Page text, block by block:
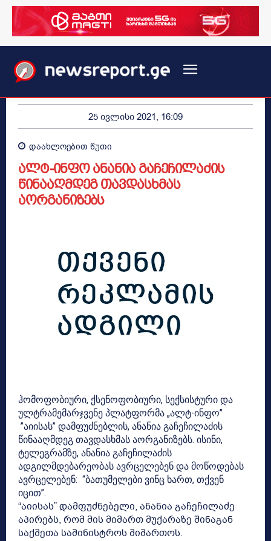
25 ივლისი 2021, 16:09
დაახლოებით წუთი
ალტ-ინფო ანანია გაჩეჩილაძის
წინააღმდეგ თავდასხმას
აორგანიზებს
ჰომოფობიური, ქსენოფობიური, სექსისტური და
ულტრამემარჯვენე პლატფორმა „ალტ-ინფო”
”აიისას” დამფუძნებლის, ანანია გაჩეჩილაძის
წინააღმდეგ თავდასხმას აორგანიზებს. ისინი,
ტელეგრამზე, ანანია გაჩეჩილაძის
ადგილმდებარეობას ავრცელებენ და მოწოდებას
ავრცელებენ: “ბათუმელები ვინც ხართ, თქვენ
იცით”.
“აიისას” დამფუძნებელი, ანანია გაჩეჩილაძე
აპირებს, რომ მის მიმართ მუქარაზე შინაგან
საქმეთა სამინისტროს მიმართოს.